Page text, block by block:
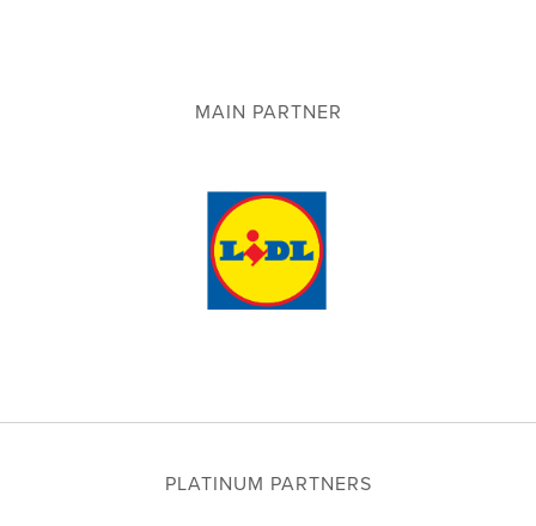
MAIN PARTNER
PLATINUM PARTNERS